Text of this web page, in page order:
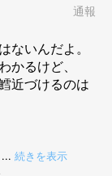
。
なあ〜〜、なん
ちが飛び抜けて